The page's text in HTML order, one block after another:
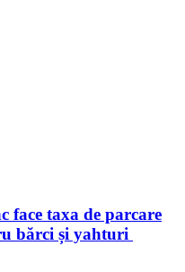
face taxa de parcare
bărci și yahturi